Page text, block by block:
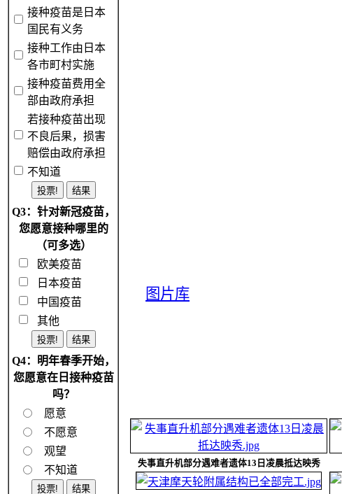
接种疫苗是日本
国民有义务
接种工作由日本
各市町村实施
接种疫苗费用全
部由政府承担
若接种疫苗出现
不良后果，损害
赔偿由政府承担
不知道
Q3：针对新冠疫苗，
您愿意接种哪里的
（可多选）
欧美疫苗
日本疫苗
中国疫苗
其他
Q4：明年春季开始，
您愿意在日接种疫苗
吗？
愿意
不愿意
观望
不知道
图片库
失事直升机部分遇难者遗体13日凌晨抵达映秀